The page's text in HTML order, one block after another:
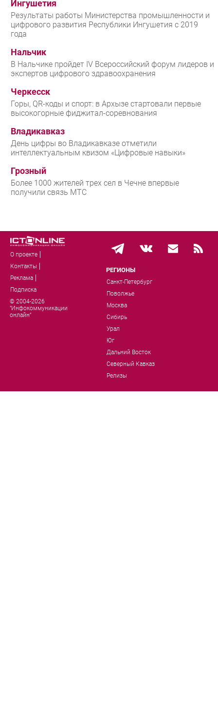
Ингушетия
Результаты работы Министерства промышленности и
цифрового развития Республики Ингушетия с 2019
года
Нальчик
В Нальчике пройдет IV Всероссийский форум лидеров и
экспертов цифрового здравоохранения
Черкесск
Горы, QR-коды и спорт: в Архызе стартовали первые
высокогорные фиджитал-соревнования
Владикавказ
День цифры во Владикавказе отметили
интеллектуальным квизом «Цифровые навыки»
Грозный
Более 1000 жителей трех сел в Чечне впервые
получили связь МТС
О проекте
Контакты
Реклама
Подписка
© 2004-2026
"Инфокоммуникации
онлайн"
РЕГИОНЫ
Санкт-Петербург
Поволжье
Москва
Сибирь
Урал
Юг
Дальний Восток
Северный Кавказ
Релизы